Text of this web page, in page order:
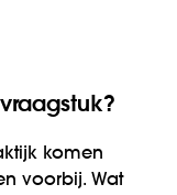
komen
voorbij. Wat